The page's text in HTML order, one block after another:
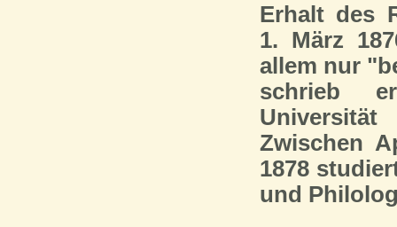
Erhalt des
1. März
allem nur
schrieb
Zwischen
1878
und